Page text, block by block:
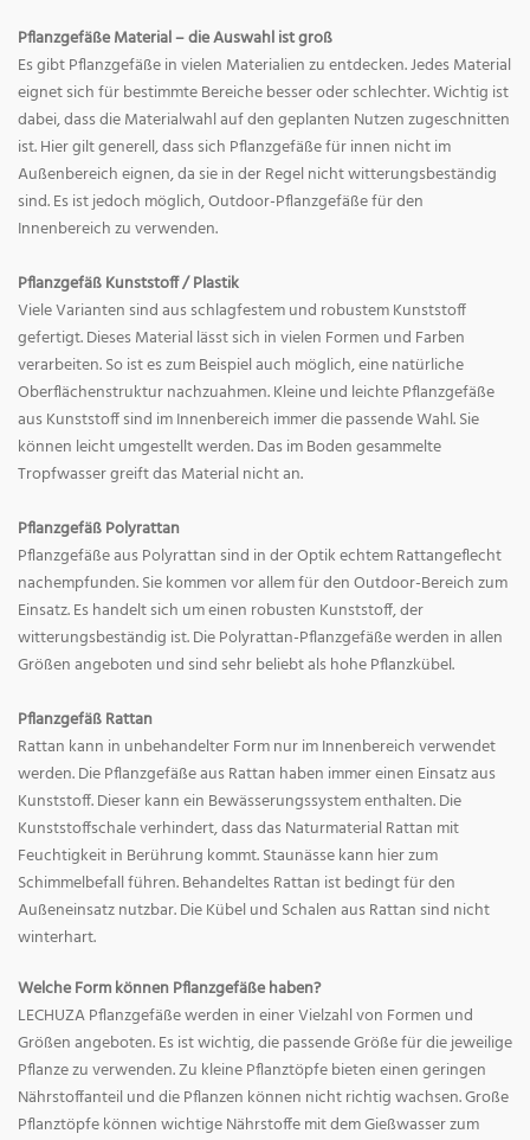
Pflanzgefäße Material – die Auswahl ist groß
Es gibt Pflanzgefäße in vielen Materialien zu entdecken. Jedes Material
eignet sich für bestimmte Bereiche besser oder schlechter. Wichtig ist
dabei, dass die Materialwahl auf den geplanten Nutzen zugeschnitten
ist. Hier gilt generell, dass sich Pflanzgefäße für innen nicht im
Außenbereich eignen, da sie in der Regel nicht witterungsbeständig
sind. Es ist jedoch möglich, Outdoor-Pflanzgefäße für den
Innenbereich zu verwenden.
Pflanzgefäß Kunststoff / Plastik
Viele Varianten sind aus schlagfestem und robustem Kunststoff
gefertigt. Dieses Material lässt sich in vielen Formen und Farben
verarbeiten. So ist es zum Beispiel auch möglich, eine natürliche
Oberflächenstruktur nachzuahmen. Kleine und leichte Pflanzgefäße
aus Kunststoff sind im Innenbereich immer die passende Wahl. Sie
können leicht umgestellt werden. Das im Boden gesammelte
Tropfwasser greift das Material nicht an.
Pflanzgefäß Polyrattan
Pflanzgefäße aus Polyrattan sind in der Optik echtem Rattangeflecht
nachempfunden. Sie kommen vor allem für den Outdoor-Bereich zum
Einsatz. Es handelt sich um einen robusten Kunststoff, der
witterungsbeständig ist. Die Polyrattan-Pflanzgefäße werden in allen
Größen angeboten und sind sehr beliebt als hohe Pflanzkübel.
Pflanzgefäß Rattan
Rattan kann in unbehandelter Form nur im Innenbereich verwendet
werden. Die Pflanzgefäße aus Rattan haben immer einen Einsatz aus
Kunststoff. Dieser kann ein Bewässerungssystem enthalten. Die
Kunststoffschale verhindert, dass das Naturmaterial Rattan mit
Feuchtigkeit in Berührung kommt. Staunässe kann hier zum
Schimmelbefall führen. Behandeltes Rattan ist bedingt für den
Außeneinsatz nutzbar. Die Kübel und Schalen aus Rattan sind nicht
winterhart.
Welche Form können Pflanzgefäße haben?
LECHUZA Pflanzgefäße werden in einer Vielzahl von Formen und
Größen angeboten. Es ist wichtig, die passende Größe für die jeweilige
Pflanze zu verwenden. Zu kleine Pflanztöpfe bieten einen geringen
Nährstoffanteil und die Pflanzen können nicht richtig wachsen. Große
Pflanztöpfe können wichtige Nährstoffe mit dem Gießwasser zum